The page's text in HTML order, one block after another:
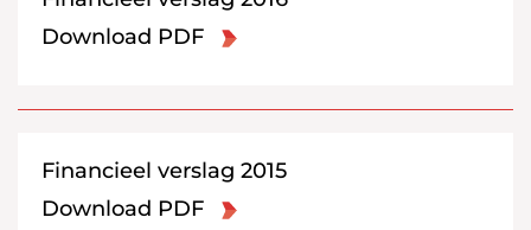
Download PDF
Financieel verslag 2015
Download PDF